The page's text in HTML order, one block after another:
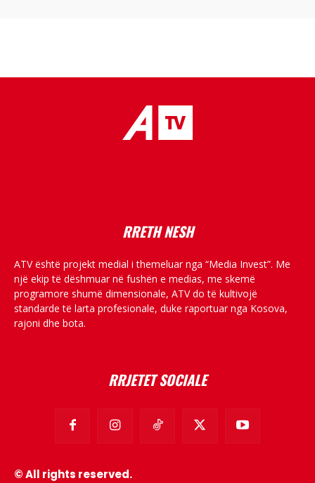
RRETH NESH
ATV është projekt medial i themeluar nga “Media Invest”. Me
një ekip të dëshmuar në fushën e medias, me skemë
programore shumë dimensionale, ATV do të kultivojë
standarde të larta profesionale, duke raportuar nga Kosova,
rajoni dhe bota.
RRJETET SOCIALE
© All rights reserved.